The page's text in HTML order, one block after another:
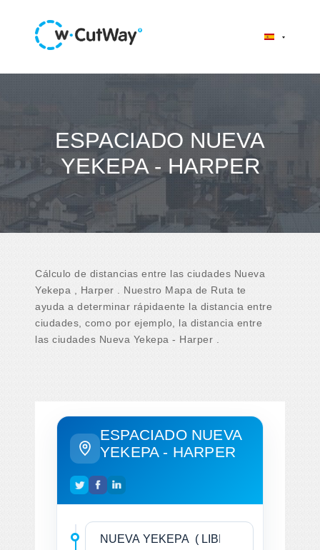
ESPACIADO NUEVA
YEKEPA - HARPER
Cálculo de distancias entre las ciudades Nueva
Yekepa , Harper . Nuestro Mapa de Ruta te
ayuda a determinar rápidaente la distancia entre
ciudades, como por ejemplo, la distancia entre
las ciudades Nueva Yekepa - Harper .
ESPACIADO NUEVA
YEKEPA - HARPER